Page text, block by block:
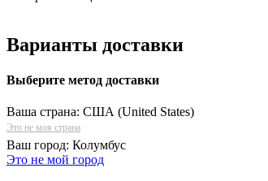
Варианты доставки
Выберите метод доставки
Ваша страна: США (United States)
Это не моя страна
Ваш город: Колумбус
Это не мой город